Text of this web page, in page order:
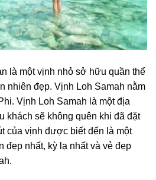
là một vịnh nhỏ sở hữu quần thể
nhiên đẹp. Vịnh Loh Samah nằm
Vịnh Loh Samah là một địa
khách sẽ không quên khi đã đặt
của vịnh được biết đến là một
đẹp nhất, kỳ lạ nhất và vẻ đẹp